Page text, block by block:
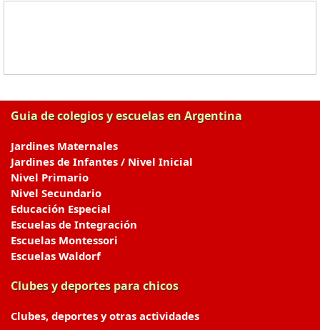
Guia de colegios y escuelas en Argentina
Jardines Maternales
Jardines de Infantes / Nivel Inicial
Nivel Primario
Nivel Secundario
Educación Especial
Escuelas de Integración
Escuelas Montessori
Escuelas Waldorf
Clubes y deportes para chicos
Clubes, deportes y otras actividades